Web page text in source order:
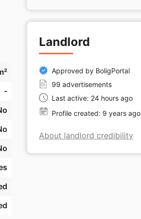
-
Landlord
Approved by BoligPortal
99 advertisements
Last active: 24 hours ago
Profile created: 9 years ago
About landlord credibility